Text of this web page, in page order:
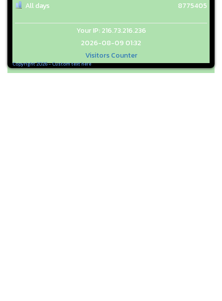
Copyright 2026 - Custom text here
All days
8775405
Your IP: 216.73.216.236
2026-08-09 01:32
Visitors Counter